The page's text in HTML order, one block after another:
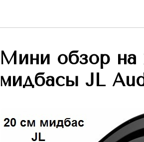
Мини обзор на
мидбасы JL